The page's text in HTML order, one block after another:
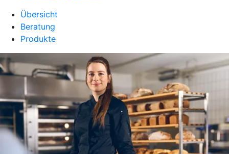
Übersicht
Beratung
Produkte